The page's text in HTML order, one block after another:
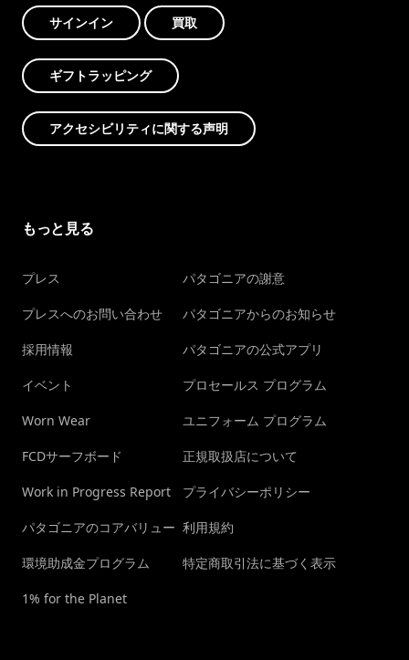
サインイン 買取
ギフトラッピング
アクセシビリティに関する声明
もっと見る
プレス
プレスへのお問い合わせ
採用情報
イベント
Worn Wear
FCDサーフボード
Work in Progress Report
パタゴニアのコアバリュー
環境助成金プログラム
1% for the Planet
パタゴニアの謝意
パタゴニアからのお知らせ
パタゴニアの公式アプリ
プロセールス プログラム
ユニフォーム プログラム
正規取扱店について
プライバシーポリシー
利用規約
特定商取引法に基づく表示